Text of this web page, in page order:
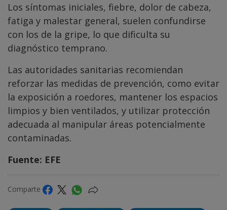
Los síntomas iniciales, fiebre, dolor de cabeza,
fatiga y malestar general, suelen confundirse
con los de la gripe, lo que dificulta su
diagnóstico temprano.
Las autoridades sanitarias recomiendan
reforzar las medidas de prevención, como evitar
la exposición a roedores, mantener los espacios
limpios y bien ventilados, y utilizar protección
adecuada al manipular áreas potencialmente
contaminadas.
Fuente: EFE
Comparte